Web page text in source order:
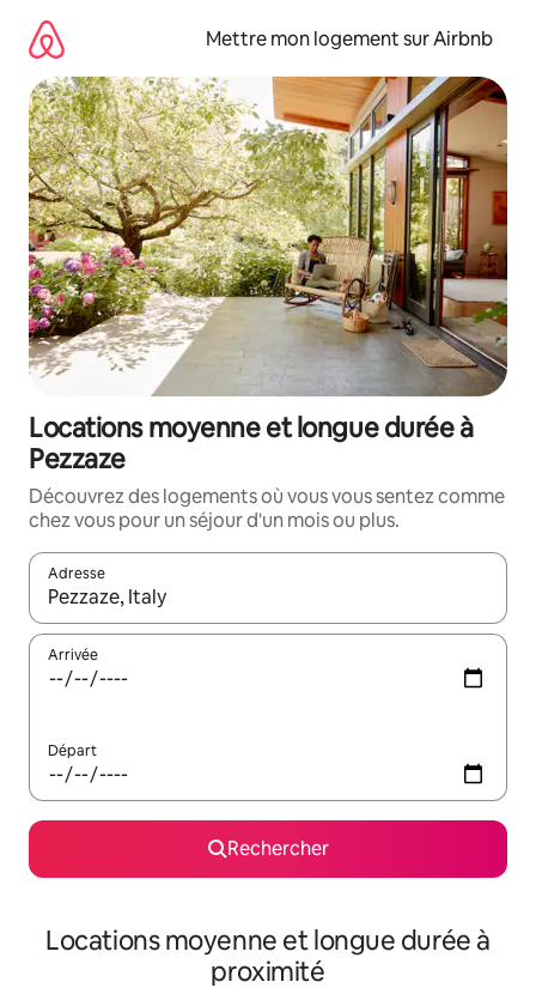
directement
contenu
Mettre mon logement sur Airbnb
Locations moyenne et longue durée à
Pezzaze
Découvrez des logements où vous vous sentez comme
chez vous pour un séjour d'un mois ou plus.
Adresse
Lorsque les résultats s'affichent, utilisez les flèches vers le
Arrivée
Départ
Rechercher
Locations moyenne et longue durée à
proximité